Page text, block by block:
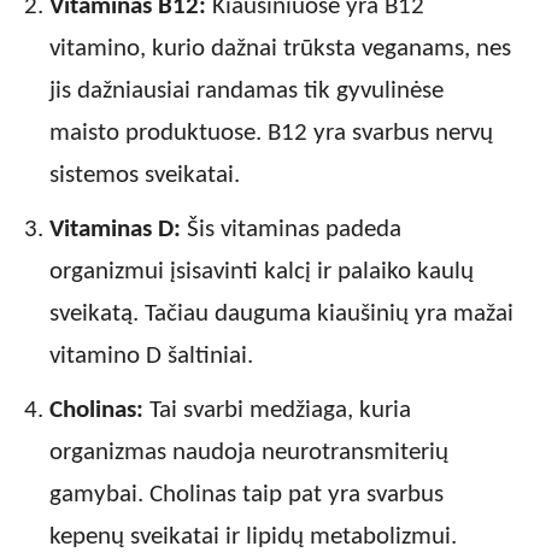
Vitaminas B12: Kiaušiniuose yra B12
vitamino, kurio dažnai trūksta veganams, nes
jis dažniausiai randamas tik gyvulinėse
maisto produktuose. B12 yra svarbus nervų
sistemos sveikatai.
Vitaminas D: Šis vitaminas padeda
organizmui įsisavinti kalcį ir palaiko kaulų
sveikatą. Tačiau dauguma kiaušinių yra mažai
vitamino D šaltiniai.
Cholinas: Tai svarbi medžiaga, kuria
organizmas naudoja neurotransmiterių
gamybai. Cholinas taip pat yra svarbus
kepenų sveikatai ir lipidų metabolizmui.